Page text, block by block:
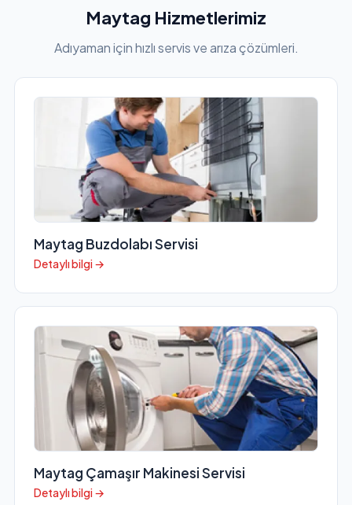
Maytag Hizmetlerimiz
Adıyaman için hızlı servis ve arıza çözümleri.
Maytag Buzdolabı Servisi
Detaylı bilgi →
Maytag Çamaşır Makinesi Servisi
Detaylı bilgi →